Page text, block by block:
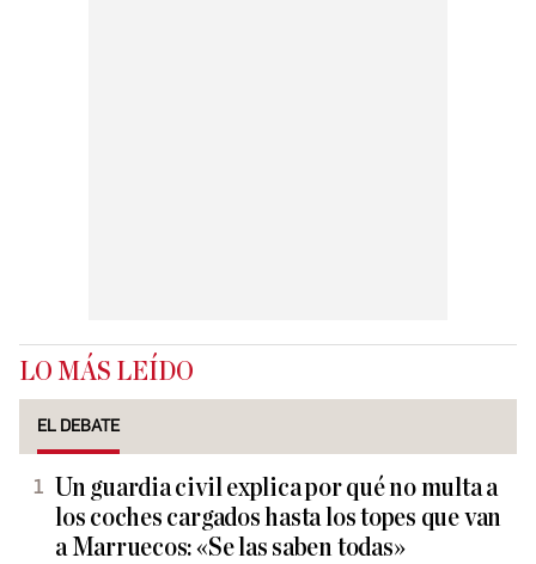
LO MÁS LEÍDO
EL DEBATE
Un guardia civil explica por qué no multa a
los coches cargados hasta los topes que van
a Marruecos: «Se las saben todas»